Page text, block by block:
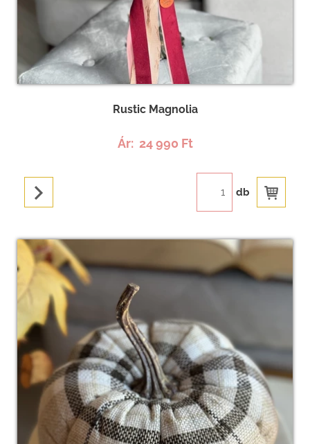
Rustic Magnolia
Ár:24 990 Ft
db